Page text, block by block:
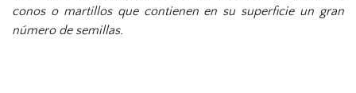
conos o martillos que contienen en su superficie un gran
número de semillas.